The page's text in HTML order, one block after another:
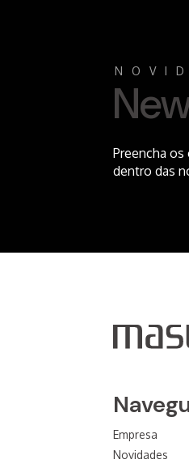
Preencha
dentro das
Empresa
Novidades